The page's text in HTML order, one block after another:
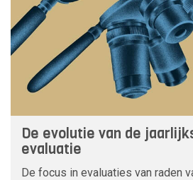
De evolutie van de
evaluatie
De focus in evaluaties van raden